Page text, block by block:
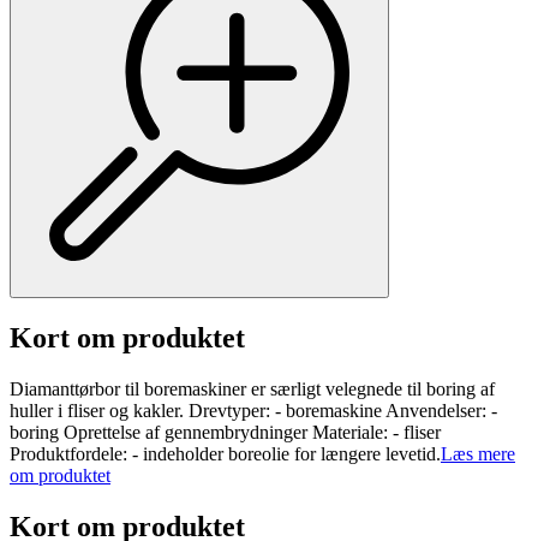
Kort om produktet
Diamanttørbor til boremaskiner er særligt velegnede til boring af
huller i fliser og kakler. Drevtyper: - boremaskine Anvendelser: -
boring Oprettelse af gennembrydninger Materiale: - fliser
Produktfordele: - indeholder boreolie for længere levetid.Læs mere
om produktet
Kort om produktet